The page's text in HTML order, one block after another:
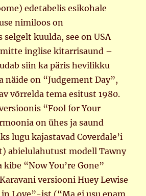
edetabelis esikohale
nimiloos on
kuulda, see on USA
inglise kitarrisaund –
siin ka päris hevilikku
näide on “Judgement Day”,
võrrelda tema esitust 1980.
“Fool for Your
on ühes ja saund
lugu kajastavad Coverdale’i
abielulahutust modell Tawny
“Now You’re Gone”
versiooni Huey Lewise
in Love”-ist (“Ma ei usu enam